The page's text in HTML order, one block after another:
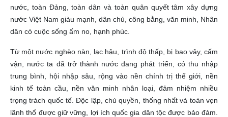
nước, toàn Đảng, toàn dân và toàn quân quyết tâm xây dựng
nước Việt Nam giàu mạnh, dân chủ, công bằng, văn minh, Nhân
dân có cuộc sống ấm no, hạnh phúc.
Từ một nước nghèo nàn, lạc hậu, trình độ thấp, bị bao vây, cấm
vận, nước ta đã trở thành nước đang phát triển, có thu nhập
trung bình, hội nhập sâu, rộng vào nền chính trị thế giới, nền
kinh tế toàn cầu, nền văn minh nhân loại, đảm nhiệm nhiều
trọng trách quốc tế. Độc lập, chủ quyền, thống nhất và toàn vẹn
lãnh thổ được giữ vững, lợi ích quốc gia dân tộc được bảo đảm.